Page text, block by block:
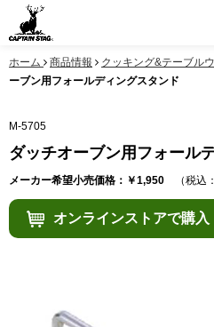
ホーム 商品情報 クッキング&テーブル
ーブン用フォールディングスタンド
M-5705
ダッチオーブン用フォール
メーカー希望小売価格：￥1,950 （税込
オンラインストアで購入